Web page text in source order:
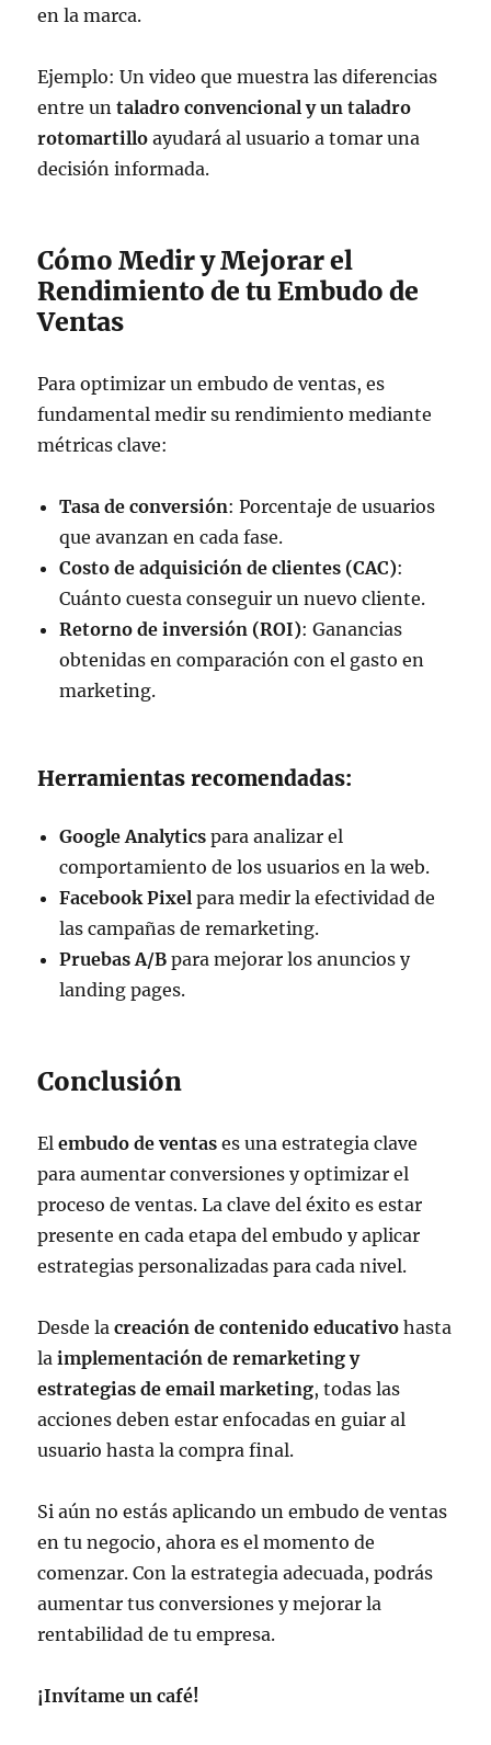
en la marca.
Ejemplo: Un video que muestra las diferencias
entre untaladro convencional y un taladro
rotomartillo ayudará al usuario a tomar una
decisión informada.
Cómo Medir y Mejorar el
Rendimiento de tu Embudo de
Ventas
Para optimizar un embudo de ventas, es
fundamental medir su rendimiento mediante
métricas clave:
Tasa de conversión: Porcentaje de usuarios
que avanzan en cada fase.
Costo de adquisición de clientes (CAC):
Cuánto cuesta conseguir un nuevo cliente.
Retorno de inversión (ROI): Ganancias
obtenidas en comparación con el gasto en
marketing.
Herramientas recomendadas:
Google Analytics para analizar el
comportamiento de los usuarios en la web.
Facebook Pixel para medir la efectividad de
las campañas de remarketing.
Pruebas A/B para mejorar los anuncios y
landing pages.
Conclusión
Elembudo de ventas es una estrategia clave
para aumentar conversiones y optimizar el
proceso de ventas. La clave del éxito es estar
presente en cada etapa del embudo y aplicar
estrategias personalizadas para cada nivel.
Desde lacreación de contenido educativo hasta
laimplementación de remarketing y
estrategias de email marketing, todas las
acciones deben estar enfocadas en guiar al
usuario hasta la compra final.
Si aún no estás aplicando un embudo de ventas
en tu negocio, ahora es el momento de
comenzar. Con la estrategia adecuada, podrás
aumentar tus conversiones y mejorar la
rentabilidad de tu empresa.
¡Invítame un café!